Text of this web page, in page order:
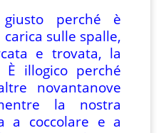
perché è
sulle spalle,
e trovata, la
È illogico perché
novantanove
la nostra
a coccolare e a